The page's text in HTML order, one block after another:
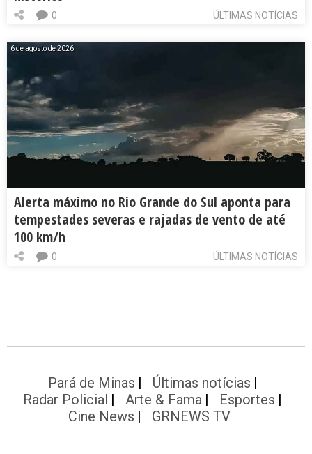
ÚLTIMAS NOTÍCIAS
0
6 de agosto de 2026
Alerta máximo no Rio Grande do Sul aponta para
tempestades severas e rajadas de vento de até
100 km/h
ÚLTIMAS NOTÍCIAS
0
Pará de Minas
Últimas notícias
Radar Policial
Arte & Fama
Esportes
Cine News
GRNEWS TV